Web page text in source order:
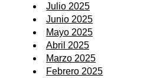
Julio 2025
Junio 2025
Mayo 2025
Abril 2025
Marzo 2025
Febrero 2025